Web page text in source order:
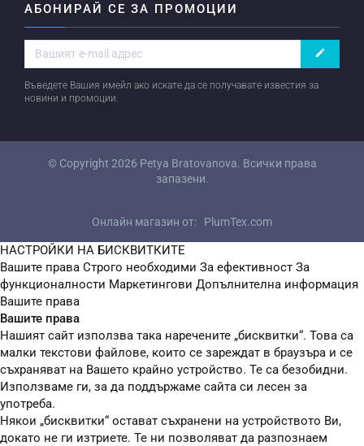
АБОНИРАЙ СЕ ЗА ПРОМОЦИИ
create
Въведете Вашия имейл ако искате да се получавате известия за
новини и промоции.
© Copyright 2026 Petya Bratovanova. Всички права
запазени.
Онлайн магазин от: PlumTex.com
НАСТРОЙКИ НА БИСКВИТКИТЕ
Вашите права Строго необходими За ефективност За
функционалности Маркетингови Допълнителна информация
Вашите права
Вашите права
Нашият сайт използва така наречените „бисквитки“. Това са
малки текстови файлове, които се зареждат в браузъра и се
съхраняват на Вашето крайно устройство. Те са безобидни.
Използваме ги, за да поддържаме сайта си лесен за
употреба.
Някои „бисквитки“ остават съхранени на устройството Ви,
докато не ги изтриете. Те ни позволяват да разпознаем